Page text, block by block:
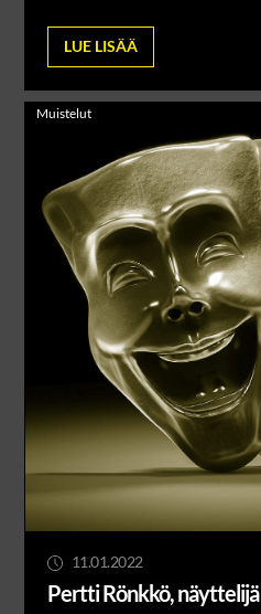
LUE LISÄÄ
Muistelut
11.01.2022
Pertti Rönkkö, näyttelijä